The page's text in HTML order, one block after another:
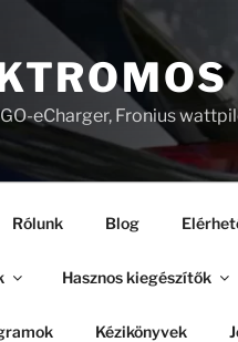
GO-eCharger, Fronius
Rólunk Blog
Hasznos kiegészítők
Kézikönyvek